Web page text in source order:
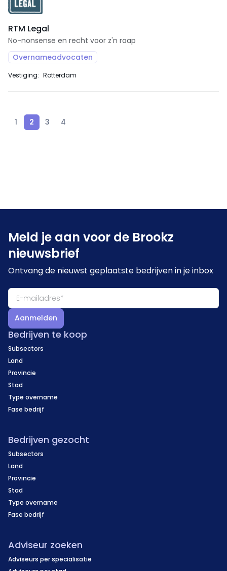
RTM Legal
No-nonsense en recht voor z'n raap
Overnameadvocaten
Vestiging: Rotterdam
1 2 3 4
Meld je aan voor de Brookz
nieuwsbrief
Ontvang de nieuwst geplaatste bedrijven in je inbox
Aanmelden
Bedrijven te koop
Subsectors
Land
Provincie
Stad
Type overname
Fase bedrijf
Bedrijven gezocht
Subsectors
Land
Provincie
Stad
Type overname
Fase bedrijf
Adviseur zoeken
Adviseurs per specialisatie